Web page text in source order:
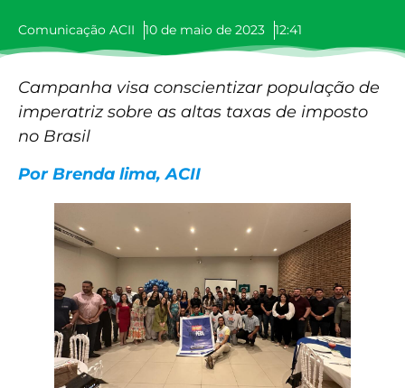
Comunicação ACII 10 de maio de 2023 12:41
Campanha visa conscientizar população de
imperatriz sobre as altas taxas de imposto
no Brasil
Por Brenda lima, ACII